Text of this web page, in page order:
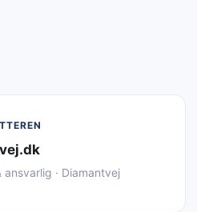
ansvarlig · Diamantvej